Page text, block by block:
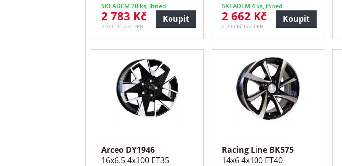
SKLADEM 20 ks, ihned
2 783 Kč
2 300 Kč bez DPH
Koupit
SKLADEM 4 ks, ihned
2 662 Kč
2 200 Kč bez DPH
Koupit
Arceo DY1946
16x6.5 4x100 ET35
Racing Line BK575
14x6 4x100 ET40